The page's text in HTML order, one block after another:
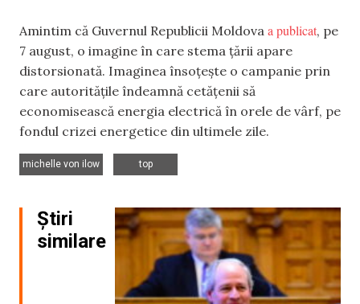
Amintim că Guvernul Republicii Moldova a publicat, pe
7 august, o imagine în care stema țării apare
distorsionată. Imaginea însoțește o campanie prin
care autoritățile îndeamnă cetățenii să
economisească energia electrică în orele de vârf, pe
fondul crizei energetice din ultimele zile.
michelle von ilow
top
Știri
similare